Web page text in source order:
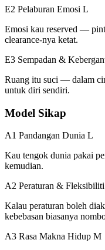
E2 Pelaburan Emosi L
Emosi kau reserved —
clearance-nya ketat.
E3 Sempadan &
Ruang itu suci — dalam
untuk diri sendiri.
Model Sikap
A1 Pandangan Dunia L
Kau tengok dunia pakai
kemudian.
A2 Peraturan & Fleksibiliti
Kalau peraturan boleh
kebebasan biasanya
A3 Rasa Makna Hidup M